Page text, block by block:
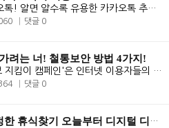
국민 메신저 앱 카카오톡! 알면 알수록 유용한 카카오톡 추가 기능을 알아..
댓글 0
려는 너! 철통보안 방법 4가지!
'2019 인터넷 내 정보 지킴이 캠페인'은 인터넷 이용자들의 개인정보 보호 ..
댓글 0
스마트 중독?? 진정한 휴식찾기 오늘부터 디지털 디톡스!